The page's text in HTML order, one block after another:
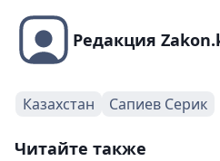
Редакция
Казахстан Сапиев Серик
Читайте также